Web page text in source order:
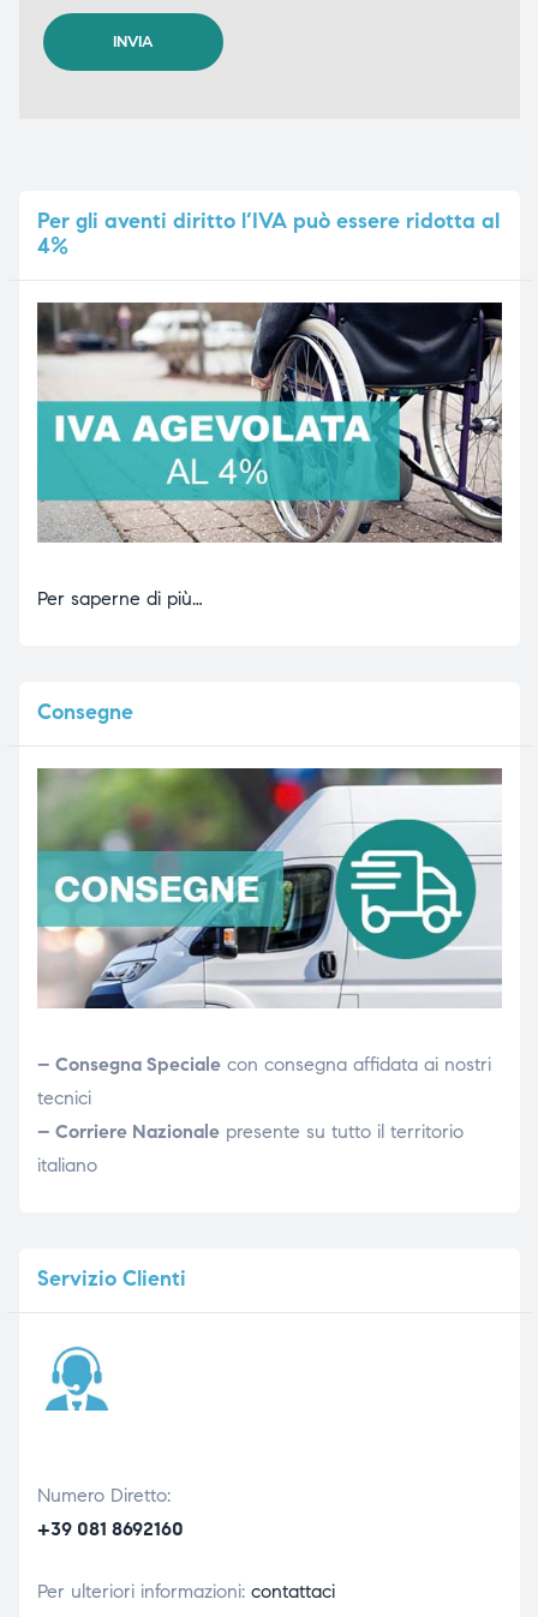
Pergli aventi diritto l’IVA può essere ridotta al
4%
Per saperne di più…
Consegne
– Consegna Specialecon consegna affidata ai nostri
tecnici
– Corriere Nazionalepresente su tutto il territorio
italiano
ServizioClienti
Numero Diretto:
+39 081 8692160
Per ulteriori informazioni: contattaci